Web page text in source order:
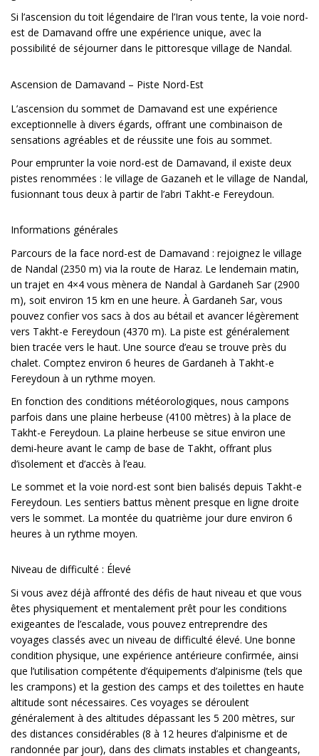
Si l’ascension du toit légendaire de l’Iran vous tente, la voie nord-
est de Damavand offre une expérience unique, avec la
possibilité de séjourner dans le pittoresque village de Nandal.
Ascension de Damavand – Piste Nord-Est
L’ascension du sommet de Damavand est une expérience
exceptionnelle à divers égards, offrant une combinaison de
sensations agréables et de réussite une fois au sommet.
Pour emprunter la voie nord-est de Damavand, il existe deux
pistes renommées : le village de Gazaneh et le village de Nandal,
fusionnant tous deux à partir de l’abri Takht-e Fereydoun.
Informations générales
Parcours de la face nord-est de Damavand : rejoignez le village
de Nandal (2350 m) via la route de Haraz. Le lendemain matin,
un trajet en 4×4 vous mènera de Nandal à Gardaneh Sar (2900
m), soit environ 15 km en une heure. À Gardaneh Sar, vous
pouvez confier vos sacs à dos au bétail et avancer légèrement
vers Takht-e Fereydoun (4370 m). La piste est généralement
bien tracée vers le haut. Une source d’eau se trouve près du
chalet. Comptez environ 6 heures de Gardaneh à Takht-e
Fereydoun à un rythme moyen.
En fonction des conditions météorologiques, nous campons
parfois dans une plaine herbeuse (4100 mètres) à la place de
Takht-e Fereydoun. La plaine herbeuse se situe environ une
demi-heure avant le camp de base de Takht, offrant plus
d’isolement et d’accès à l’eau.
Le sommet et la voie nord-est sont bien balisés depuis Takht-e
Fereydoun. Les sentiers battus mènent presque en ligne droite
vers le sommet. La montée du quatrième jour dure environ 6
heures à un rythme moyen.
Niveau de difficulté : Élevé
Si vous avez déjà affronté des défis de haut niveau et que vous
êtes physiquement et mentalement prêt pour les conditions
exigeantes de l’escalade, vous pouvez entreprendre des
voyages classés avec un niveau de difficulté élevé. Une bonne
condition physique, une expérience antérieure confirmée, ainsi
que l’utilisation compétente d’équipements d’alpinisme (tels que
les crampons) et la gestion des camps et des toilettes en haute
altitude sont nécessaires. Ces voyages se déroulent
généralement à des altitudes dépassant les 5 200 mètres, sur
des distances considérables (8 à 12 heures d’alpinisme et de
randonnée par jour), dans des climats instables et changeants,